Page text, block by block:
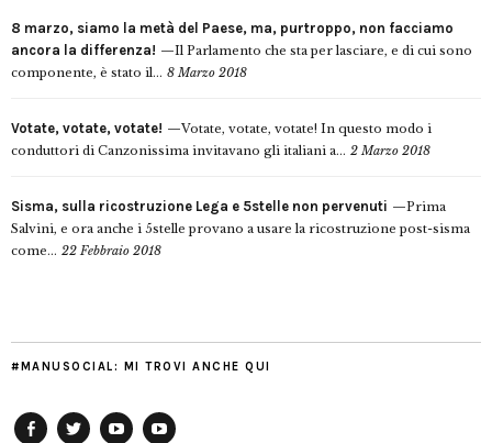
8 marzo, siamo la metà del Paese, ma, purtroppo, non facciamo
ancora la differenza!
Il Parlamento che sta per lasciare, e di cui sono
componente, è stato il... 8 Marzo 2018
Votate, votate, votate!
Votate, votate, votate! In questo modo i
conduttori di Canzonissima invitavano gli italiani a... 2 Marzo 2018
Sisma, sulla ricostruzione Lega e 5stelle non pervenuti
Prima
Salvini, e ora anche i 5stelle provano a usare la ricostruzione post-sisma
come... 22 Febbraio 2018
#MANUSOCIAL: MI TROVI ANCHE QUI